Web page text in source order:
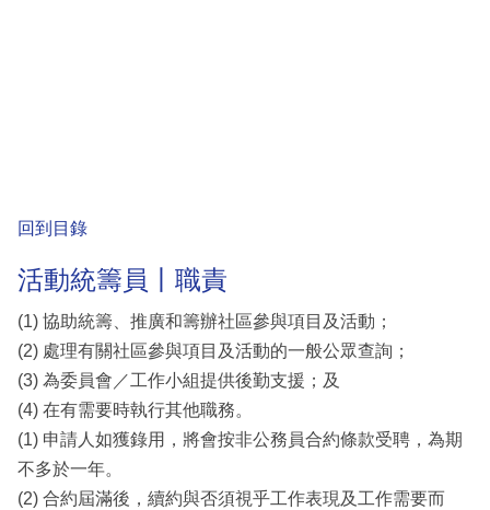
回到目錄
活動統籌員丨職責
(1) 協助統籌、推廣和籌辦社區參與項目及活動；
(2) 處理有關社區參與項目及活動的一般公眾查詢；
(3) 為委員會／工作小組提供後勤支援；及
(4) 在有需要時執行其他職務。
(1) 申請人如獲錄用，將會按非公務員合約條款受聘，為期
不多於一年。
(2) 合約屆滿後，續約與否須視乎工作表現及工作需要而